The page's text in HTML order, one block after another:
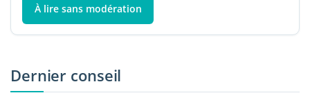
À lire sans modération
Dernier conseil